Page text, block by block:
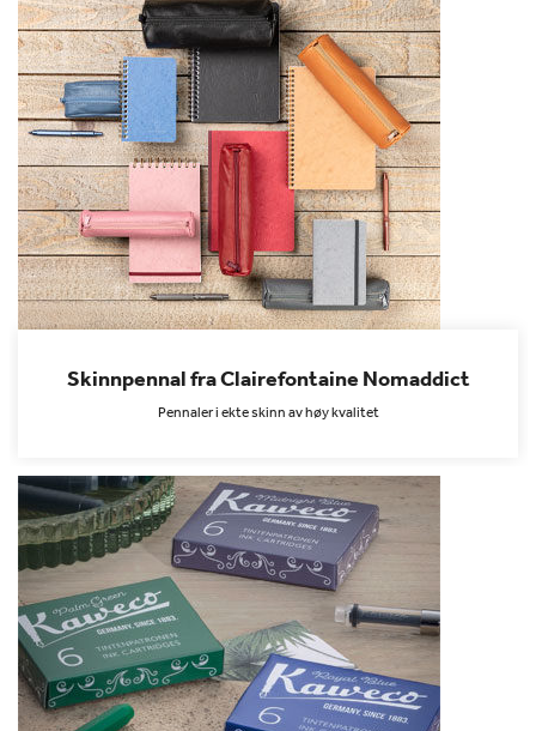
Skinnpennal fra Clairefontaine Nomaddict
Pennaler i ekte skinn av høy kvalitet